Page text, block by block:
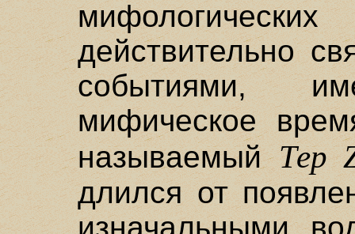
действительно
событиями,
мифическое
называемыйТер
длился от